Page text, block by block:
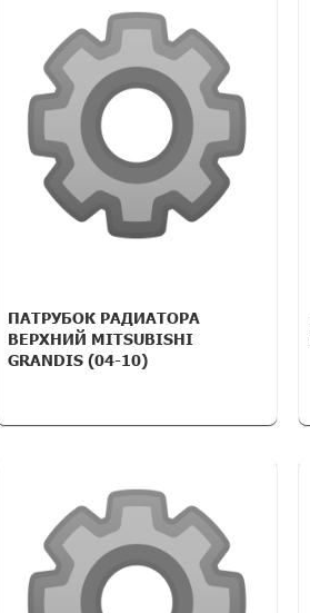
ПАТРУБОК РАДИАТОРА
ВЕРХНИЙ MITSUBISHI
GRANDIS (04-10)